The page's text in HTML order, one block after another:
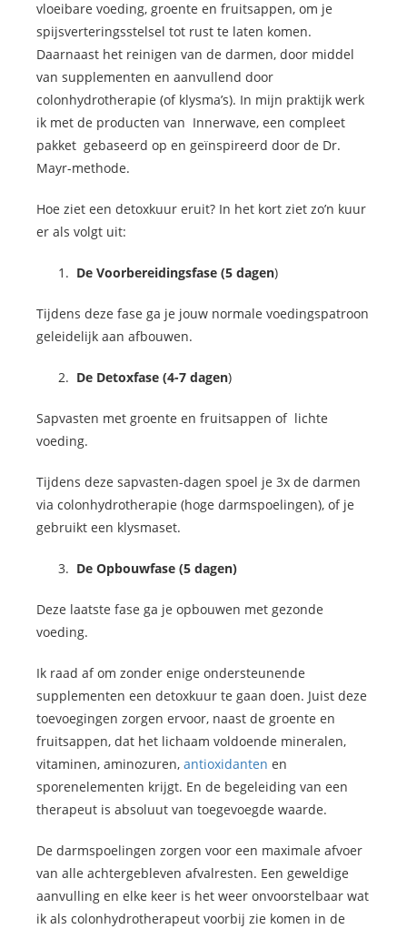
vloeibare voeding, groente en fruitsappen, om je
spijsverteringsstelsel tot rust te laten komen.
Daarnaast het reinigen van de darmen, door middel
van supplementen en aanvullend door
colonhydrotherapie (of klysma’s). In mijn praktijk werk
ik met de producten van Innerwave, een compleet
pakket gebaseerd op en geïnspireerd door de Dr.
Mayr-methode.
Hoe ziet een detoxkuur eruit? In het kort ziet zo’n kuur
er als volgt uit:
De Voorbereidingsfase (5 dagen)
Tijdens deze fase ga je jouw normale voedingspatroon
geleidelijk aan afbouwen.
De Detoxfase (4-7 dagen)
Sapvasten met groente en fruitsappen of lichte
voeding.
Tijdens deze sapvasten-dagen spoel je 3x de darmen
via colonhydrotherapie (hoge darmspoelingen), of je
gebruikt een klysmaset.
De Opbouwfase (5 dagen)
Deze laatste fase ga je opbouwen met gezonde
voeding.
Ik raad af om zonder enige ondersteunende
supplementen een detoxkuur te gaan doen. Juist deze
toevoegingen zorgen ervoor, naast de groente en
fruitsappen, dat het lichaam voldoende mineralen,
vitaminen, aminozuren, antioxidanten en
sporenelementen krijgt. En de begeleiding van een
therapeut is absoluut van toegevoegde waarde.
De darmspoelingen zorgen voor een maximale afvoer
van alle achtergebleven afvalresten. Een geweldige
aanvulling en elke keer is het weer onvoorstelbaar wat
ik als colonhydrotherapeut voorbij zie komen in de